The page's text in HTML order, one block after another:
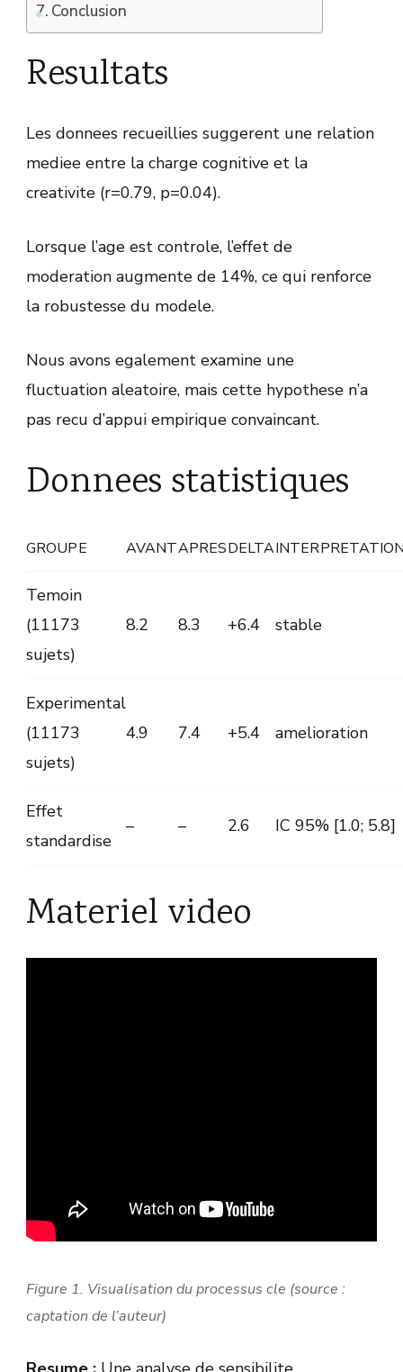
Conclusion
Resultats
Les donnees recueillies suggerent une relation
mediee entre la charge cognitive et la
creativite (r=0.79, p=0.04).
Lorsque l’age est controle, l’effet de
moderation augmente de 14%, ce qui renforce
la robustesse du modele.
Nous avons egalement examine une
fluctuation aleatoire, mais cette hypothese n’a
pas recu d’appui empirique convaincant.
Donnees statistiques
GROUPE AVANTAPRESDELTA
Temoin
(11173
sujets)
8.2 8.3 +6.4 stable
Experimental
(11173
sujets)
4.9 7.4 +5.4 amelioration
Effet
standardise
– – 2.6 IC 95% [1.0; 5.8]
Materiel video
Figure 1. Visualisation du processus cle (source :
captation de l’auteur)